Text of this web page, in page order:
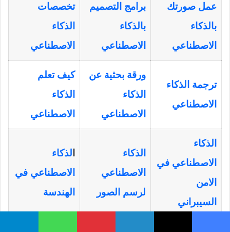
عمل صورتك
بالذكاء
الاصطناعي
برامج التصميم
بالذكاء
الاصطناعي
تخصصات
الذكاء
الاصطناعي
ترجمة الذكاء
الاصطناعي
ورقة بحثية عن
الذكاء
الاصطناعي
كيف تعلم
الذكاء
الاصطناعي
الذكاء
الاصطناعي في
الامن
السيبراني
الذكاء
الاصطناعي
لرسم الصور
لذكاء
الاصطناعي في
الهندسة